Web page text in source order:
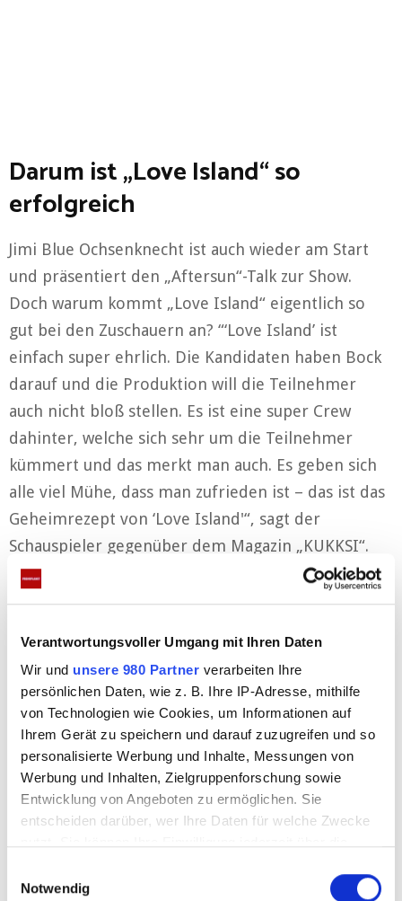
Verantwortungsvoller Umgang mit Ihren Daten
Wir und unsere 980 Partner verarbeiten Ihre
persönlichen Daten, wie z. B. Ihre IP-Adresse, mithilfe
von Technologien wie Cookies, um Informationen auf
Ihrem Gerät zu speichern und darauf zuzugreifen und so
personalisierte Werbung und Inhalte, Messungen von
Werbung und Inhalten, Zielgruppenforschung sowie
Entwicklung von Angeboten zu ermöglichen. Sie
entscheiden darüber, wer Ihre Daten für welche Zwecke
Trigger Symbol ändern oder widerrufen
Notwendig
Darum ist „Love Island“ so
erfolgreich
Jimi Blue Ochsenknecht ist auch wieder am Start
und präsentiert den „Aftersun“-Talk zur Show.
Doch warum kommt „Love Island“ eigentlich so
gut bei den Zuschauern an? “‘Love Island’ ist
einfach super ehrlich. Die Kandidaten haben Bock
darauf und die Produktion will die Teilnehmer
auch nicht bloß stellen. Es ist eine super Crew
dahinter, welche sich sehr um die Teilnehmer
kümmert und das merkt man auch. Es geben sich
alle viel Mühe, dass man zufrieden ist – das ist das
Geheimrezept von ‘Love Island'“, sagt der
Schauspieler gegenüber dem Magazin „KUKKSI“.
Erstmals gibt es zwei Staffeln der
Show
Der Schauspieler freut sich auch, dass es erstmals